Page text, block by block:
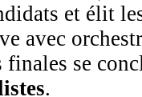
et élit
avec
finales se
.